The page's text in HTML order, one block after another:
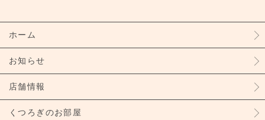
ホーム
お知らせ
店舗情報
くつろぎのお部屋